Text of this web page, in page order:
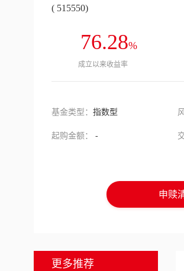
( 515550)
76.28%
成立以来收益率
基金类型： 指数型
起购金额： -
申赎
更多推荐